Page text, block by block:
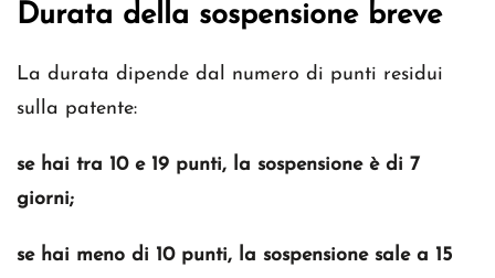
Durata della sospensione breve
La durata dipende dal numero di punti residui
sulla patente:
se hai tra 10 e 19 punti, la sospensione è di 7
giorni;
se hai meno di 10 punti, la sospensione sale a 15